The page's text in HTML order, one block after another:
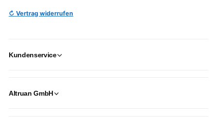
↻ Vertrag widerrufen
Kundenservice
Altruan GmbH